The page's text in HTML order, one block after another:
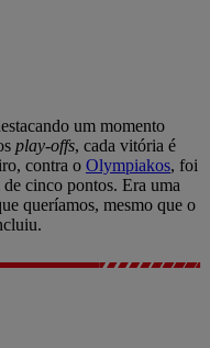
um momento
play-offs, cada vitória é
contra o Olympiakos, foi
cinco pontos. Era uma
queríamos, mesmo que o